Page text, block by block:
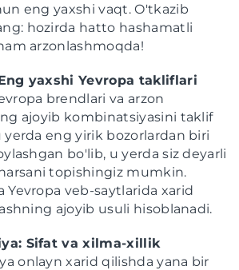
eng yaxshi vaqt. O'tkazib
hozirda hatto hashamatli
arzonlashmoqda!
yaxshi Yevropa takliflari
brendlari va arzon
ajoyib kombinatsiyasini taklif
yerda eng yirik bozorlardan biri
bo'lib, u yerda siz deyarli
topishingiz mumkin.
Yevropa veb-saytlarida xarid
ajoyib usuli hisoblanadi.
Sifat va xilma-xillik
onlayn xarid qilishda yana bir